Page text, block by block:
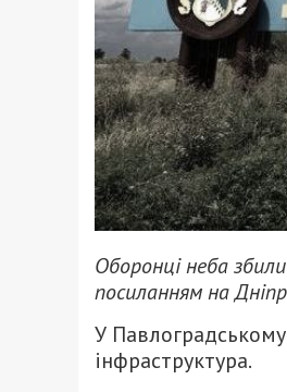
Оборонці неба
посиланням на
У
інфраструктура.